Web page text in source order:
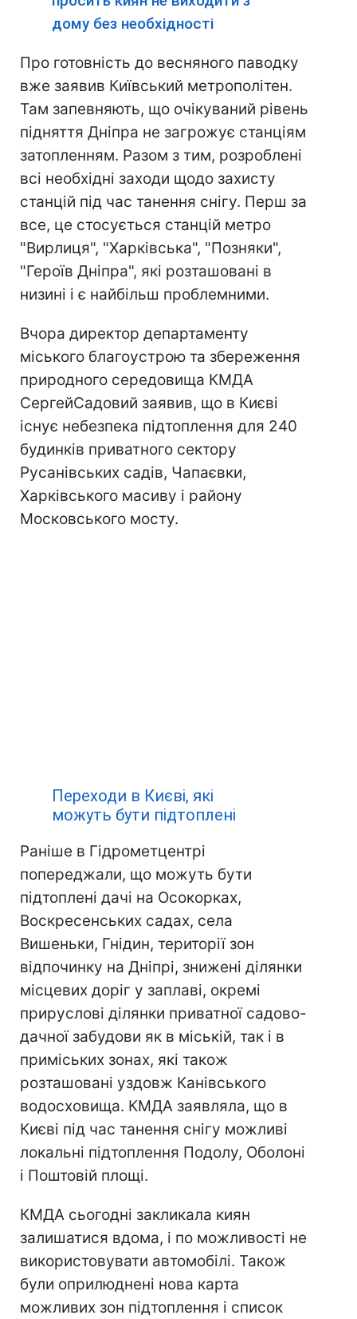
дому без необхідності
Про готовність до весняного паводку
вже заявив Київський метрополітен.
Там запевняють, що очікуваний рівень
підняття Дніпра не загрожує станціям
затопленням. Разом з тим, розроблені
всі необхідні заходи щодо захисту
станцій під час танення снігу. Перш за
все, це стосується станцій метро
"Вирлиця", "Харківська", "Позняки",
"Героїв Дніпра", які розташовані в
низині і є найбільш проблемними.
Вчора директор департаменту
міського благоустрою та збереження
природного середовища КМДА
СергейСадовий заявив, що в Києві
існує небезпека підтоплення для 240
будинків приватного сектору
Русанівських садів, Чапаєвки,
Харківського масиву і району
Московського мосту.
Переходи в Києві, які
можуть бути підтоплені
Раніше в Гідрометцентрі
попереджали, що можуть бути
підтоплені дачі на Осокорках,
Воскресенських садах, села
Вишеньки, Гнідин, території зон
відпочинку на Дніпрі, знижені ділянки
місцевих доріг у заплаві, окремі
прируслові ділянки приватної садово-
дачної забудови як в міській, так і в
приміських зонах, які також
розташовані уздовж Канівського
водосховища. КМДА заявляла, що в
Києві під час танення снігу можливі
локальні підтоплення Подолу, Оболоні
і Поштовій площі.
КМДА сьогодні закликала киян
залишатися вдома, і по можливості не
використовувати автомобілі. Також
були оприлюднені нова карта
можливих зон підтоплення і список